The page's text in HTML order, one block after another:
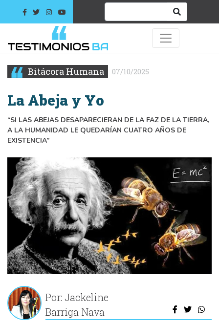
Bitácora Humana 07/10/2025
La Abeja y Yo
“SI LAS ABEJAS DESAPARECIERAN DE LA FAZ DE LA TIERRA,
A LA HUMANIDAD LE QUEDARÍAN CUATRO AÑOS DE
EXISTENCIA”
Por: Jackeline
Barriga Nava